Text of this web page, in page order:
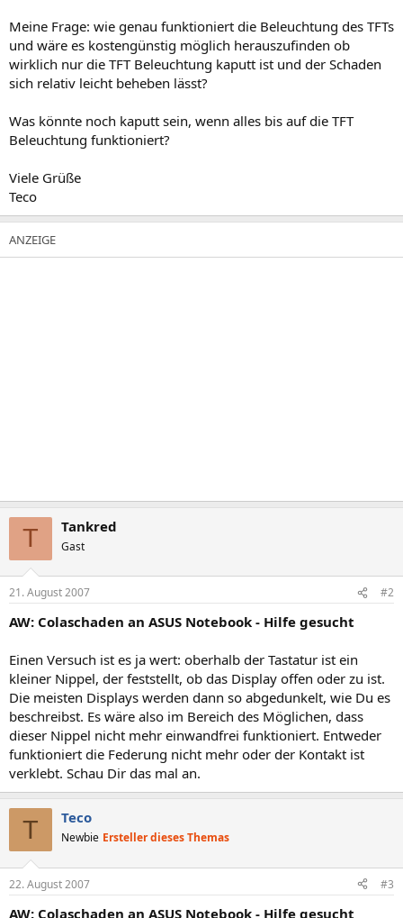
Meine Frage: wie genau funktioniert die Beleuchtung des TFTs
und wäre es kostengünstig möglich herauszufinden ob
wirklich nur die TFT Beleuchtung kaputt ist und der Schaden
sich relativ leicht beheben lässt?
Was könnte noch kaputt sein, wenn alles bis auf die TFT
Beleuchtung funktioniert?
Viele Grüße
Teco
T Tankred
Gast
21. August 2007 #2
AW: Colaschaden an ASUS Notebook - Hilfe gesucht
Einen Versuch ist es ja wert: oberhalb der Tastatur ist ein
kleiner Nippel, der feststellt, ob das Display offen oder zu ist.
Die meisten Displays werden dann so abgedunkelt, wie Du es
beschreibst. Es wäre also im Bereich des Möglichen, dass
dieser Nippel nicht mehr einwandfrei funktioniert. Entweder
funktioniert die Federung nicht mehr oder der Kontakt ist
verklebt. Schau Dir das mal an.
T Teco
Newbie Ersteller dieses Themas
22. August 2007 #3
AW: Colaschaden an ASUS Notebook - Hilfe gesucht